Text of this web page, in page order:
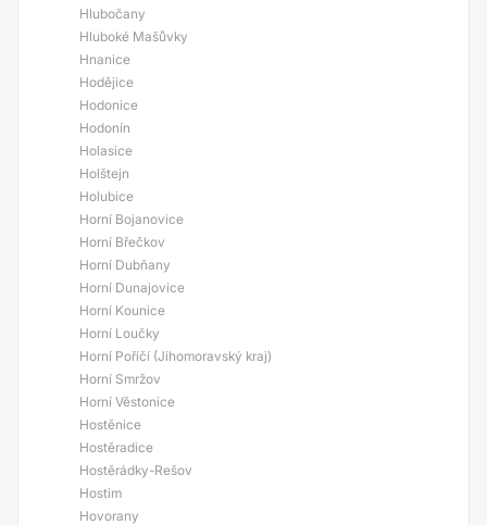
Hlubočany
Hluboké Mašůvky
Hnanice
Hodějice
Hodonice
Hodonín
Holasice
Holštejn
Holubice
Horní Bojanovice
Horní Břečkov
Horní Dubňany
Horní Dunajovice
Horní Kounice
Horní Loučky
Horní Poříčí (Jihomoravský kraj)
Horní Smržov
Horní Věstonice
Hostěnice
Hostěradice
Hostěrádky-Rešov
Hostim
Hovorany